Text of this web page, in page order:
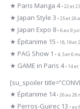
★ Paris Manga 4• 22 et
★ Japan Style 3 • 25 et 26
★ Japan Expo 8 • 6 au 9
★ Épitanime 15 • 18, 19 et
★ PAG Show 1 • 4, 5 et 6
★ GAME in Paris 4• 14 et
[su_spoiler
★ Épitanime 14• 26 au 28
★ Perros-Guirec 13 • au